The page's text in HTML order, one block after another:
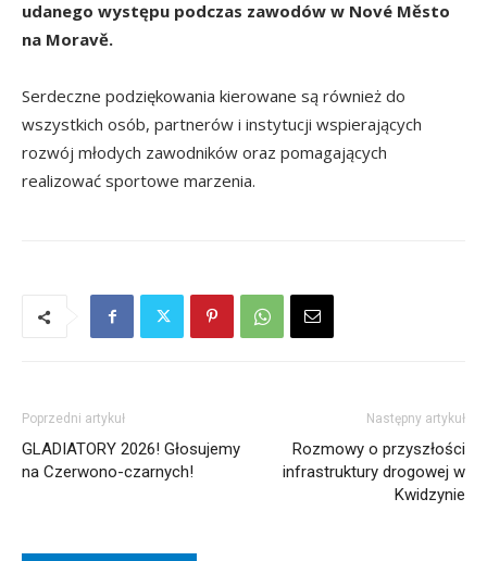
udanego występu podczas zawodów w Nové Město
na Moravě.
Serdeczne podziękowania kierowane są również do
wszystkich osób, partnerów i instytucji wspierających
rozwój młodych zawodników oraz pomagających
realizować sportowe marzenia.
Poprzedni artykuł
GLADIATORY 2026! Głosujemy
na Czerwono-czarnych!
Następny artykuł
Rozmowy o przyszłości
infrastruktury drogowej w
Kwidzynie